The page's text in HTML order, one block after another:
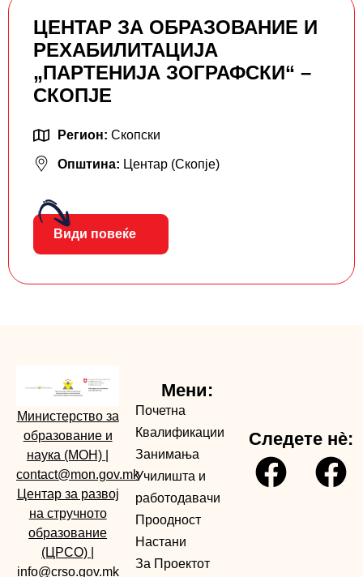
ЦЕНТАР ЗА ОБРАЗОВАНИЕ И
РЕХАБИЛИТАЦИЈА
„ПАРТЕНИЈА ЗОГРАФСКИ“ –
СКОПЈЕ
Регион: Скопски
Општина: Центар (Скопје)
Види повеќе
Министерство за
образование и
наука (МОН)
contact@mon.gov.mk
Центар за развој
на стручното
образование
(ЦРСО)
info@crso.gov.mk
Мени:
Почетна
Квалификации
Занимања
Училишта и
работодавачи
Проодност
Настани
За Проектот
Следете нè: